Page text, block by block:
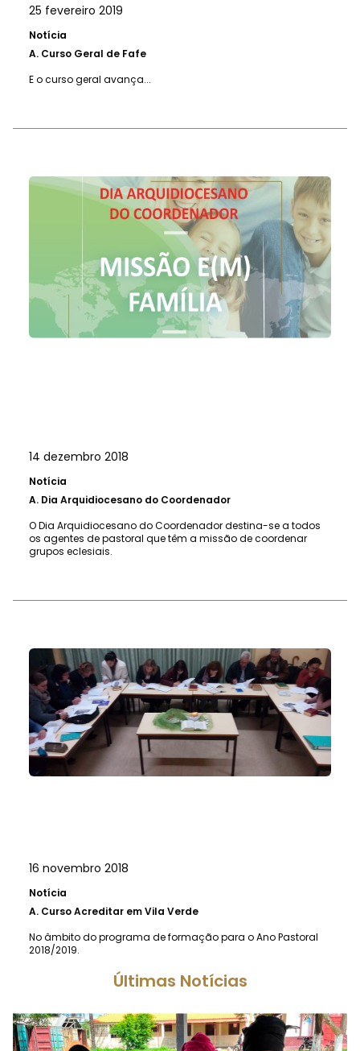
25 fevereiro 2019
Notícia
A. Curso Geral de Fafe
E o curso geral avança...
14 dezembro 2018
Notícia
A. Dia Arquidiocesano do Coordenador
O Dia Arquidiocesano do Coordenador destina-se a todos
os agentes de pastoral que têm a missão de coordenar
grupos eclesiais.
16 novembro 2018
Notícia
A. Curso Acreditar em Vila Verde
No âmbito do programa de formação para o Ano Pastoral
2018/2019.
Últimas Notícias